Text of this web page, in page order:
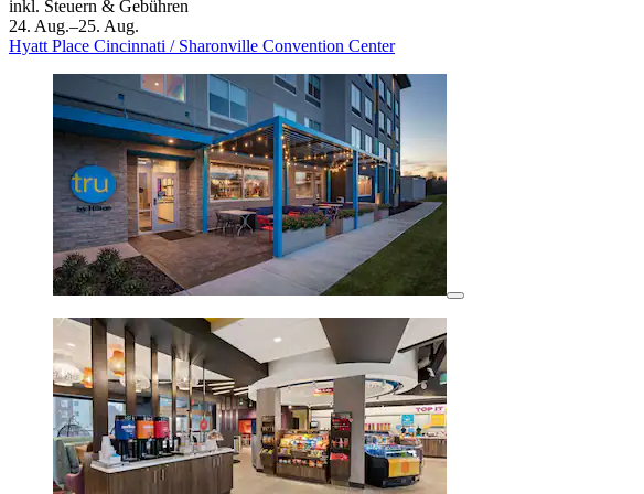
inkl. Steuern & Gebühren
24. Aug.–25. Aug.
Hyatt Place Cincinnati / Sharonville Convention Center